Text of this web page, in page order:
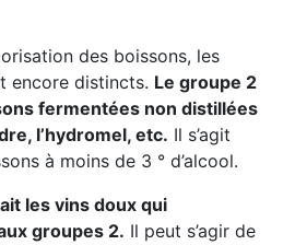
des boissons, les
encore distincts. Le groupe 2
fermentées non distillées
l’hydromel, etc. Il s’agit
à moins de 3 ° d’alcool.
les vins doux qui
groupes 2. Il peut s’agir de